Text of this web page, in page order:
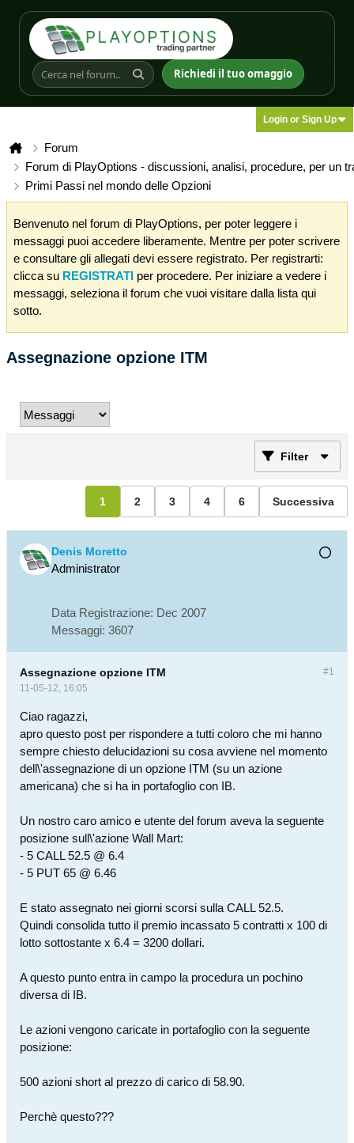
Richiedi il tuo omaggio
Login or Sign Up
Forum
Forum di PlayOptions - discussioni, analisi, procedure, per un
Primi Passi nel mondo delle Opzioni
Benvenuto nel forum di PlayOptions, per poter leggere i
messaggi puoi accedere liberamente. Mentre per poter scrivere
e consultare gli allegati devi essere registrato. Per registrarti:
clicca su REGISTRATI per procedere. Per iniziare a vedere i
messaggi, seleziona il forum che vuoi visitare dalla lista qui
sotto.
Assegnazione opzione ITM
Filter
1 2 3 4 6 Successiva
Denis Moretto
Administrator
Data Registrazione: Dec 2007
Messaggi: 3607
#1
Assegnazione opzione ITM
11-05-12, 16:05
Ciao ragazzi,
apro questo post per rispondere a tutti coloro che mi hanno
sempre chiesto delucidazioni su cosa avviene nel momento
dell\'assegnazione di un opzione ITM (su un azione
americana) che si ha in portafoglio con IB.
Un nostro caro amico e utente del forum aveva la seguente
posizione sull\'azione Wall Mart:
- 5 CALL 52.5 @ 6.4
- 5 PUT 65 @ 6.46
E stato assegnato nei giorni scorsi sulla CALL 52.5.
Quindi consolida tutto il premio incassato 5 contratti x 100 di
lotto sottostante x 6.4 = 3200 dollari.
A questo punto entra in campo la procedura un pochino
diversa di IB.
Le azioni vengono caricate in portafoglio con la seguente
posizione:
500 azioni short al prezzo di carico di 58.90.
Perchè questo???